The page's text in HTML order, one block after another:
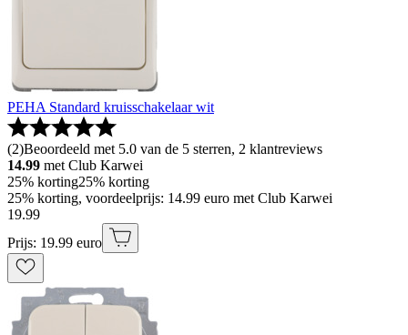
PEHA Standard kruisschakelaar wit
(2)Beoordeeld met 5.0 van de 5 sterren, 2 klantreviews
14.99 met Club Karwei
25% korting25% korting
25% korting, voordeelprijs: 14.99 euro met Club Karwei
19.99
Prijs: 19.99 euro